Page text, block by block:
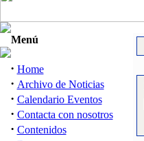
Menú
· Home
· Archivo de Noticias
· Calendario Eventos
· Contacta con nosotros
· Contenidos